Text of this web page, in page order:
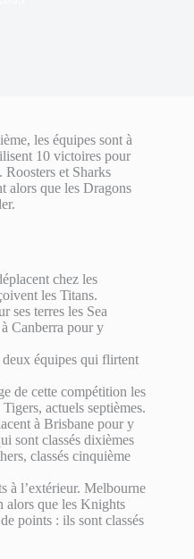
les équipes sont à
10 victoires pour
et Sharks
alors que les Dragons
chez les
les Titans.
ses terres les Sea
Canberra pour y
équipes qui flirtent
de cette compétition les
actuels septièmes.
à Brisbane pour y
sont classés dixièmes
classés cinquième
à l’extérieur. Melbourne
alors que les Knights
points : ils sont classés